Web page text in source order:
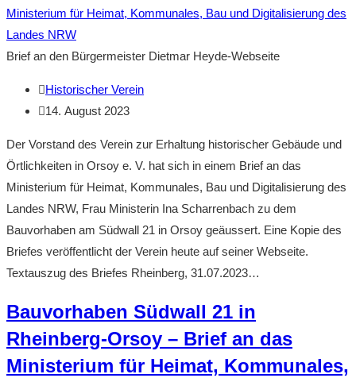
21
in
Rheinberg-
–
Brief
an
den
Bürgermeister
Dietmar
Heyde
Brief an den Bürgermeister Dietmar Heyde-Webseite
Beitrags-
Autor:
Historischer Verein
Beitrag
14. August 2023
Der Vorstand des Verein zur Erhaltung historischer Gebäude und
Örtlichkeiten in Orsoy e. V. hat sich in einem Brief an das
Ministerium für Heimat, Kommunales, Bau und Digitalisierung des
Landes NRW, Frau Ministerin Ina Scharrenbach zu dem
Bauvorhaben am Südwall 21 in Orsoy geäussert. Eine Kopie des
Briefes veröffentlicht der Verein heute auf seiner Webseite.
Textauszug des Briefes Rheinberg, 31.07.2023…
Bauvorhaben Südwall 21 in
Rheinberg-Orsoy – Brief an das
Ministerium für Heimat, Kommunales,